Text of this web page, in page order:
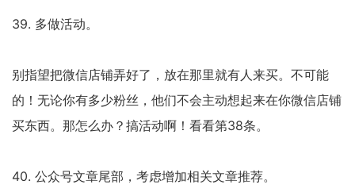
39. 多做活动。
别指望把微信店铺弄好了，放在那里就有人来买。不可能
的！无论你有多少粉丝，他们不会主动想起来在你微信店铺
买东西。那怎么办？搞活动啊！看看第38条。
40. 公众号文章尾部，考虑增加相关文章推荐。